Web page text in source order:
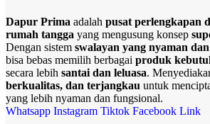
Dapur Prima adalah pusat perlengkapan
rumah tangga yang mengusung konsep
Dengan sistem swalayan yang nyaman
bisa bebas memilih berbagai produk
secara lebih santai dan leluasa.
berkualitas, dan terjangkau untuk
yang lebih nyaman dan fungsional.
Whatsapp Instagram Tiktok Facebook Link